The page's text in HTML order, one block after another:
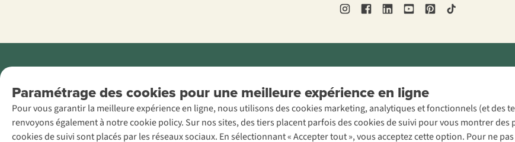
Paramétrage des cookies pour une meilleure expérience en ligne
Pour vous garantir la meilleure expérience en ligne, nous utilisons des cookies marketing, analytiques et fonctionnels (et
renvoyons également à notre cookie policy. Sur nos sites, des tiers placent parfois des cookies de suivi pour vous montrer
cookies de suivi sont placés par les réseaux sociaux. En sélectionnant « Accepter tout », vous acceptez cette option. Pour ne
AS Adventure
France SAS,
Rue du Vieux